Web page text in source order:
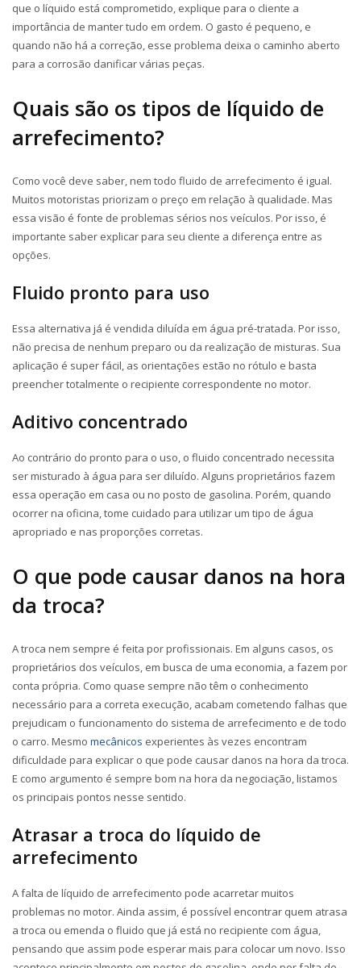
que o líquido está comprometido, explique para o cliente a
importância de manter tudo em ordem. O gasto é pequeno, e
quando não há a correção, esse problema deixa o caminho aberto
para a corrosão danificar várias peças.
Quais são os tipos de líquido de
arrefecimento?
Como você deve saber, nem todo fluido de arrefecimento é igual.
Muitos motoristas priorizam o preço em relação à qualidade. Mas
essa visão é fonte de problemas sérios nos veículos. Por isso, é
importante saber explicar para seu cliente a diferença entre as
opções.
Fluido pronto para uso
Essa alternativa já é vendida diluída em água pré-tratada. Por isso,
não precisa de nenhum preparo ou da realização de misturas. Sua
aplicação é super fácil, as orientações estão no rótulo e basta
preencher totalmente o recipiente correspondente no motor.
Aditivo concentrado
Ao contrário do pronto para o uso, o fluido concentrado necessita
ser misturado à água para ser diluído. Alguns proprietários fazem
essa operação em casa ou no posto de gasolina. Porém, quando
ocorrer na oficina, tome cuidado para utilizar um tipo de água
apropriado e nas proporções corretas.
O que pode causar danos na hora
da troca?
A troca nem sempre é feita por profissionais. Em alguns casos, os
proprietários dos veículos, em busca de uma economia, a fazem por
conta própria. Como quase sempre não têm o conhecimento
necessário para a correta execução, acabam cometendo falhas que
prejudicam o funcionamento do sistema de arrefecimento e de todo
o carro. Mesmo mecânicos experientes às vezes encontram
dificuldade para explicar o que pode causar danos na hora da troca.
E como argumento é sempre bom na hora da negociação, listamos
os principais pontos nesse sentido.
Atrasar a troca do líquido de
arrefecimento
A falta de líquido de arrefecimento pode acarretar muitos
problemas no motor. Ainda assim, é possível encontrar quem atrasa
a troca ou emenda o fluido que já está no recipiente com água,
pensando que assim pode esperar mais para colocar um novo. Isso